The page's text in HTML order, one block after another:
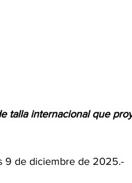
talla internacional que
9 de diciembre de 2025.-